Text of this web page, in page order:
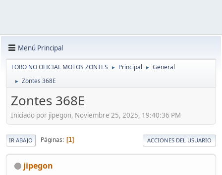
Menú Principal
FORO NO OFICIAL MOTOS ZONTES ► Principal ► General
► Zontes 368E
Zontes 368E
Iniciado por jipegon, Noviembre 25, 2025, 19:40:36 PM
IR ABAJO Páginas 1 ACCIONES DEL USUARIO
jipegon